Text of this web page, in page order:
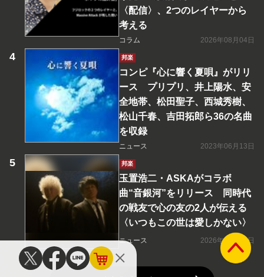
〈配信〉、2つのレイヤーから
考える
コラム 2026年08月04日
邦楽
コンピ『心に響く夏唄』がリリ
ース プリプリ、井上陽水、安
全地帯、松田聖子、西城秀樹、
松山千春、吉田拓郎ら36の名曲
を収録
ニュース 2023年06月13日
邦楽
玉置浩二・ASKAがコラボ
曲“音銀河”をリリース 同時代
の戦友で心の友の2人が伝える
〈いつもこの世は愛しかない〉
ニュース 2026年08月08日